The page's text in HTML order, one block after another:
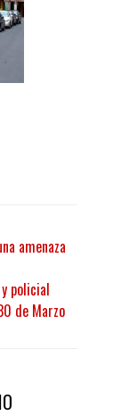
amenaza
policial
de Marzo